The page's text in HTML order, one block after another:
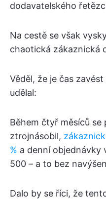
dodavatelského
Na cestě se však
chaotická zákaznická
Věděl, že je čas
udělal:
Během čtyř měsíců
ztrojnásobil,
% a denní objednávky
500 – a to bez
Dalo by se říci, že